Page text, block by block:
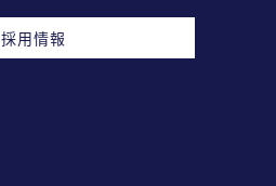
採用情報